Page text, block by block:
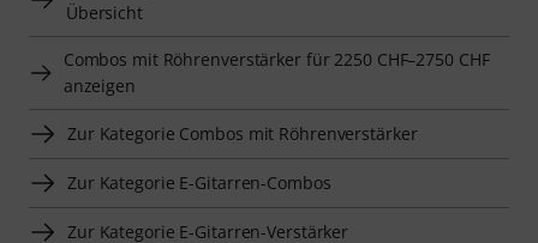
Übersicht
Combos mit Röhrenverstärker für 2250 CHF–2750 CHF
anzeigen
Zur Kategorie Combos mit Röhrenverstärker
Zur Kategorie E-Gitarren-Combos
Zur Kategorie E-Gitarren-Verstärker